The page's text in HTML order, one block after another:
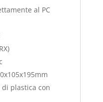
al PC
plastica con